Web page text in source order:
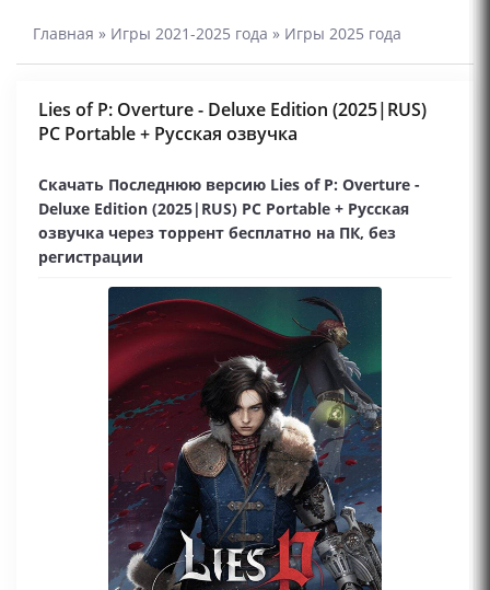
Главная » Игры 2021-2025 года » Игры 2025 года
Lies of P: Overture - Deluxe Edition (2025|RUS)
PC Portable + Русская озвучка
Скачать Последнюю версию Lies of P: Overture -
Deluxe Edition (2025|RUS) PC Portable + Русская
озвучка через торрент бесплатно на ПК, без
регистрации